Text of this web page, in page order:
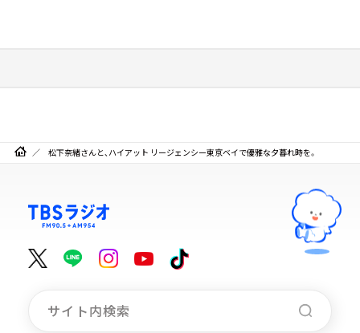
松下奈緒さんと、ハイアット リージェンシー東京ベイで優雅な夕暮れ時を。